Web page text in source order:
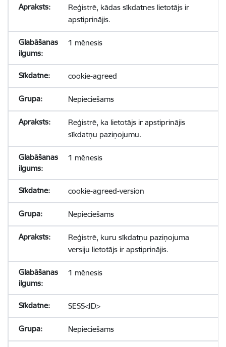
Reģistrē, kādas sīkdatnes lietotājs ir
apstiprinājis.
1 mēnesis
cookie-agreed
Nepieciešams
Reģistrē, ka lietotājs ir apstiprinājis
sīkdatņu paziņojumu.
1 mēnesis
cookie-agreed-version
Nepieciešams
Reģistrē, kuru sīkdatņu paziņojuma
versiju lietotājs ir apstiprinājis.
1 mēnesis
SESS<ID>
Nepieciešams